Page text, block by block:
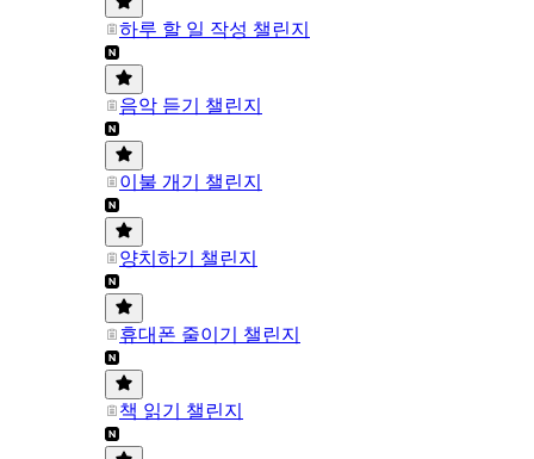
하루 할 일 작성 챌린지
음악 듣기 챌린지
이불 개기 챌린지
양치하기 챌린지
휴대폰 줄이기 챌린지
책 읽기 챌린지